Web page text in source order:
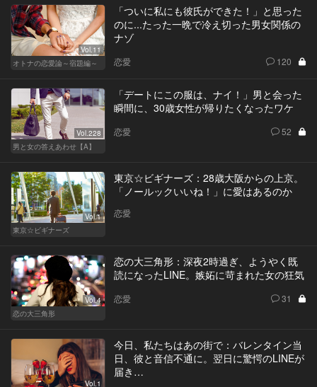
Vol.11
オトナの恋愛論～宿題編～
「ついに私にも彼氏ができた！」と思った
のに...たった一晩で冷え切った男女関係の
ナゾ
恋愛 120
Vol.228
男と女の答えあわせ【A】
「デートにこの服は、ナイ！」男と会った
瞬間に、30歳女性が帰りたくなったワケ
恋愛 52
Vol.1
東京☆ビギナーズ
東京☆ビギナーズ：28歳大阪からの上京。
「ノールックいいね！」に愛はあるのか
恋愛
Vol.4
恋の大三角形
恋の大三角形：深夜2時過ぎ、ようやく既
読になったLINE。嫉妬に苛まれた女の狂気
恋愛 31
Vol.1
今日、私たちはあの街で：バレンタイン当
日、彼と音信不通に。翌日に驚愕のLINEが
届き…